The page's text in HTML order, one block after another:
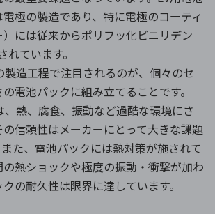
極の製造であり、特に電極のコーティ
には従来からポリフッ化ビニリデン
れています。
製造工程で注目されるのが、個々のセ
電池パックに組み立てることです。
、熱、腐食、振動など過酷な環境にさ
信頼性はメーカーにとって大きな課題
た、電池パックには熱対策が施されて
熱ショックや極度の振動・衝撃が加わ
の耐久性は限界に達しています。